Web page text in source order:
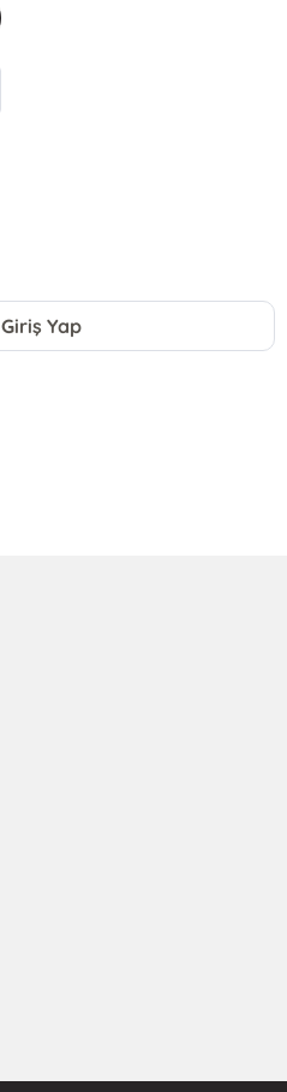
Giriş Yap